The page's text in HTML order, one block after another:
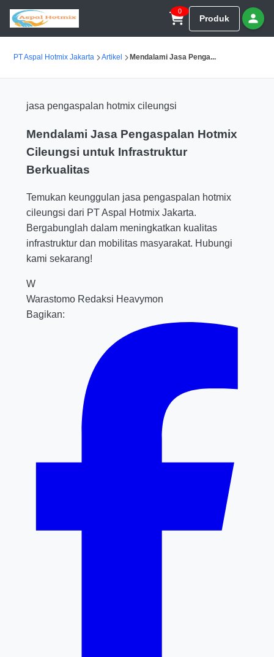
0
Produk
PT Aspal Hotmix Jakarta Artikel Mendalami Jasa Penga...
jasa pengaspalan hotmix cileungsi
Mendalami Jasa Pengaspalan Hotmix
Cileungsi untuk Infrastruktur
Berkualitas
Temukan keunggulan jasa pengaspalan hotmix
cileungsi dari PT Aspal Hotmix Jakarta.
Bergabunglah dalam meningkatkan kualitas
infrastruktur dan mobilitas masyarakat. Hubungi
kami sekarang!
W
Warastomo Redaksi Heavymon
Bagikan: